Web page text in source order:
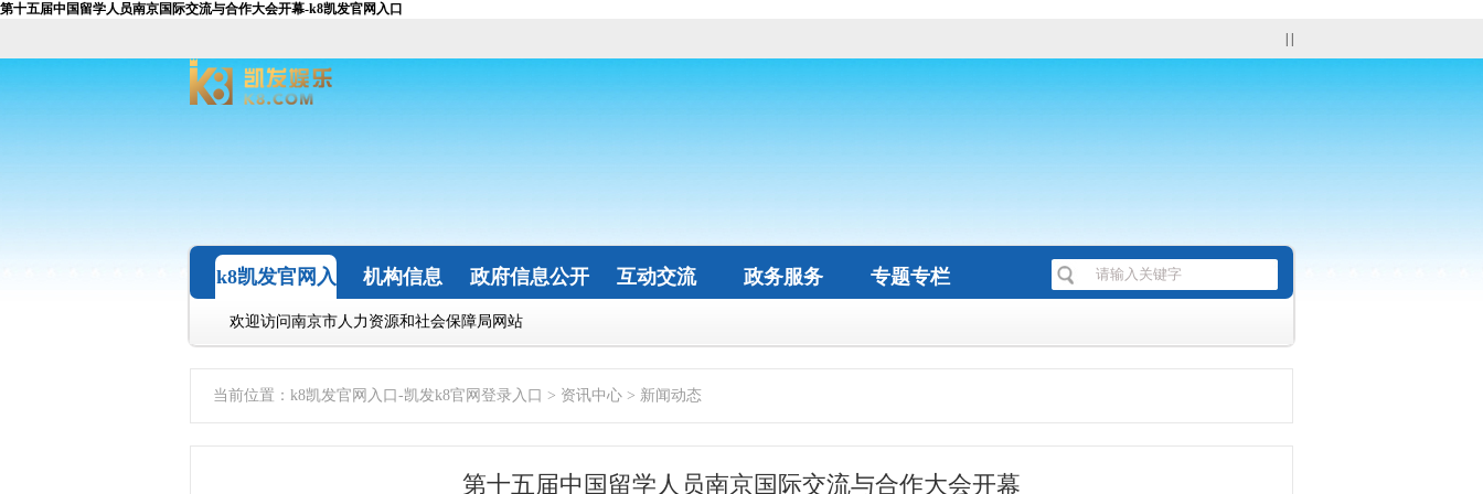
第十五届中国留学人员南京国际交流与合作大会开幕-k8凯发官网入口
k8凯发官网入
口-凯发k8官
网登录入口
机构信息 政府信息公开 互动交流 政务服务 专题专栏
欢迎访问南京市人力资源和社会保障局网站
当前位置： k8凯发官网入口-凯发k8官网登录入口 > 资讯中心 > 新闻动态
第十五届中国留学人员南京国际交流与合作大会开幕